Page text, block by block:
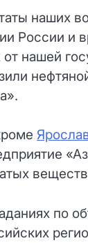
наших
России и
нашей
по